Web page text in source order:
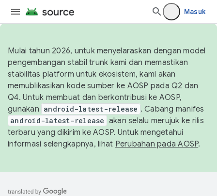
Masuk
Mulai tahun 2026, untuk menyelaraskan dengan model
pengembangan stabil trunk kami dan memastikan
stabilitas platform untuk ekosistem, kami akan
memublikasikan kode sumber ke AOSP pada Q2 dan
Q4. Untuk membuat dan berkontribusi ke AOSP,
gunakan android-latest-release . Cabang manifes
android-latest-release akan selalu merujuk ke rilis
terbaru yang dikirim ke AOSP. Untuk mengetahui
informasi selengkapnya, lihat Perubahan pada AOSP.